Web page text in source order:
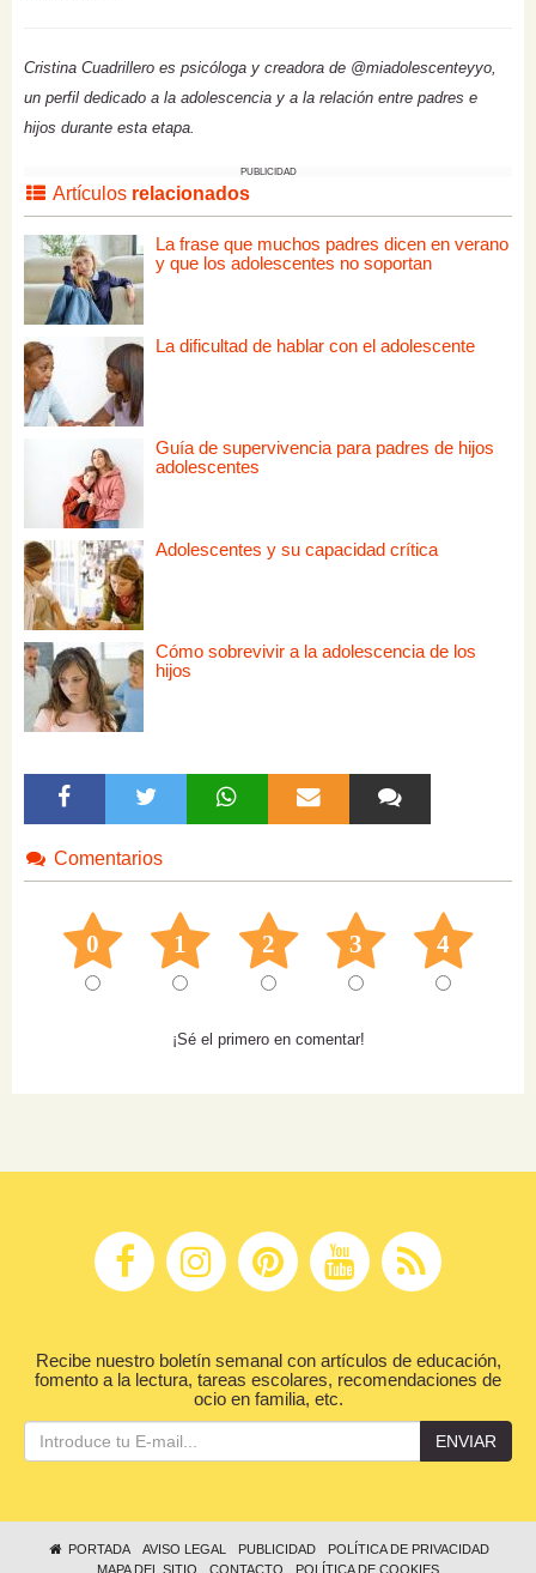
Cristina Cuadrillero es psicóloga y creadora de @miadolescenteyyo,
un perfil dedicado a la adolescencia y a la relación entre padres e
hijos durante esta etapa.
PUBLICIDAD
Artículos relacionados
La frase que muchos padres dicen en verano
y que los adolescentes no soportan
La dificultad de hablar con el adolescente
Guía de supervivencia para padres de hijos
adolescentes
Adolescentes y su capacidad crítica
Cómo sobrevivir a la adolescencia de los
hijos
Comentarios
0 1 2 3 4
¡Sé el primero en comentar!
Recibe nuestro boletín semanal con artículos de educación,
fomento a la lectura, tareas escolares, recomendaciones de
ocio en familia, etc.
ENVIAR
PORTADA AVISO LEGAL PUBLICIDAD
POLÍTICA DE PRIVACIDAD
MAPA DEL SITIO
CONTACTO POLÍTICA DE COOKIES